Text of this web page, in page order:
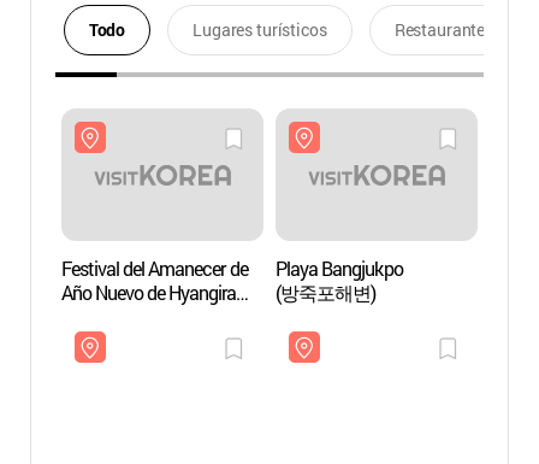
Todo Lugares turísticos Restaurantes
Festival del Amanecer de
Año Nuevo de Hyangiram
Playa Bangjukpo
(방죽포해변)